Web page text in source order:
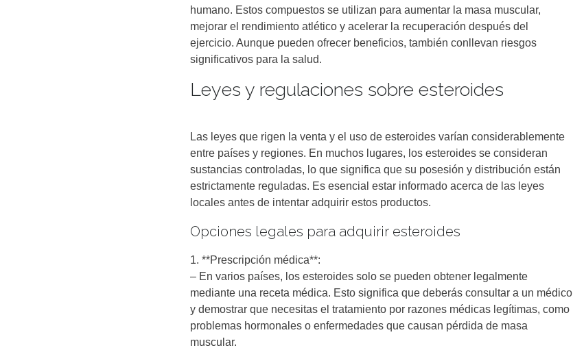
humano. Estos compuestos se utilizan para aumentar la masa muscular,
mejorar el rendimiento atlético y acelerar la recuperación después del
ejercicio. Aunque pueden ofrecer beneficios, también conllevan riesgos
significativos para la salud.
Leyes y regulaciones sobre esteroides
Las leyes que rigen la venta y el uso de esteroides varían considerablemente
entre países y regiones. En muchos lugares, los esteroides se consideran
sustancias controladas, lo que significa que su posesión y distribución están
estrictamente reguladas. Es esencial estar informado acerca de las leyes
locales antes de intentar adquirir estos productos.
Opciones legales para adquirir esteroides
1. **Prescripción médica**:
– En varios países, los esteroides solo se pueden obtener legalmente
mediante una receta médica. Esto significa que deberás consultar a un médico
y demostrar que necesitas el tratamiento por razones médicas legítimas, como
problemas hormonales o enfermedades que causan pérdida de masa
muscular.